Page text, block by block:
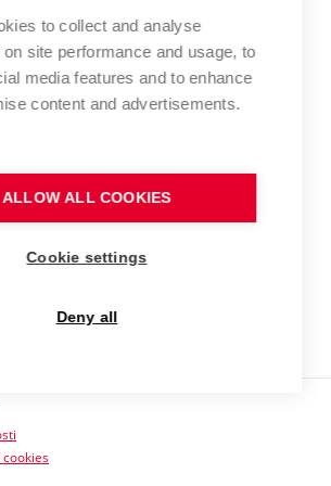
Life
Vysoké
učení
technické
v
V BRNĚ
www.fch.vut.cz
to collect and analyse
on site performance and usage, to
media features and to enhance
content and advertisements.
ALLOW ALL COOKIES
Cookie settings
Deny all